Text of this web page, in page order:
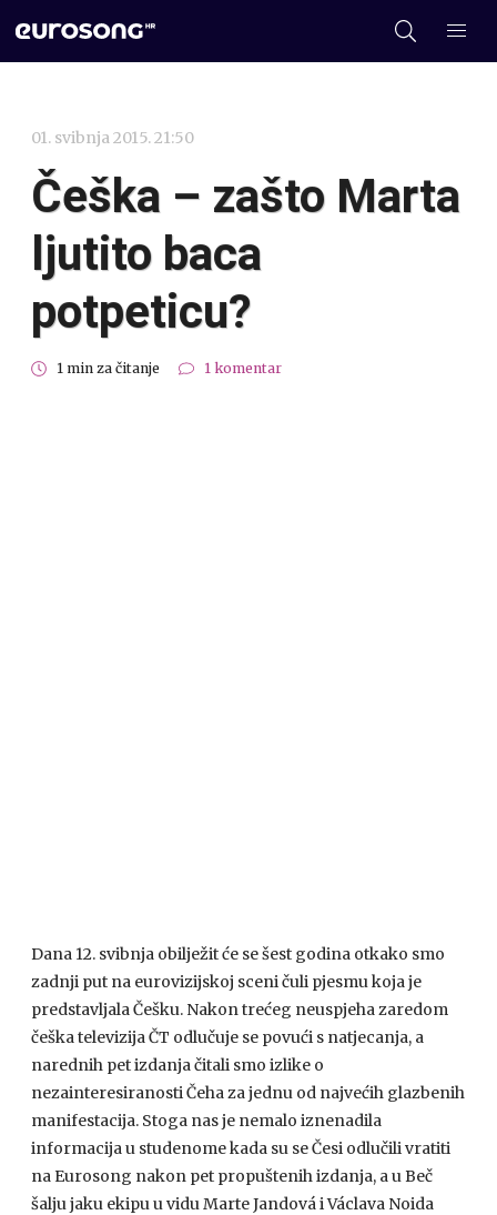
01. svibnja 2015. 21:50
Češka – zašto Marta
ljutito baca
potpeticu?
1 min za čitanje 1 komentar
Dana 12. svibnja obilježit će se šest godina otkako smo
zadnji put na eurovizijskoj sceni čuli pjesmu koja je
predstavljala Češku. Nakon trećeg neuspjeha zaredom
češka televizija ČT odlučuje se povući s natjecanja, a
narednih pet izdanja čitali smo izlike o
nezainteresiranosti Čeha za jednu od najvećih glazbenih
manifestacija. Stoga nas je nemalo iznenadila
informacija u studenome kada su se Česi odlučili vratiti
na Eurosong nakon pet propuštenih izdanja, a u Beč
šalju jaku ekipu u vidu Marte Jandová i Václava Noida